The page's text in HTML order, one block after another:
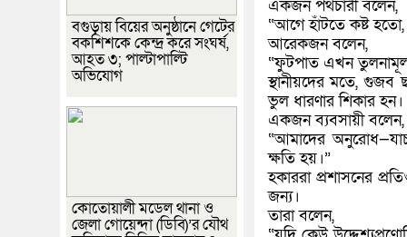
একজন পথচারী বলেন,
“আগে হাঁটতে কষ্ট
আরেকজন বলেন,
“ফুটপাত এখন
স্থানীয়দের মতে, গুজব
ভুল ধারণার শিকার হন।
একজন ব্যবসায়ী বলেন,
“আমাদের
ক্ষতি হয়।”
হকাররা প্রশাসনের
জন্য।
তারা বলেন,
বগুড়ায় বিয়ের অনুষ্ঠানে গেটের
বকশিশকে কেন্দ্র করে সংঘর্ষ,
আহত ৩; পাল্টাপাল্টি
অভিযোগ
কোতোয়ালী মডেল থানা ও
জেলা গোয়েন্দা (ডিবি)’র যৌথ